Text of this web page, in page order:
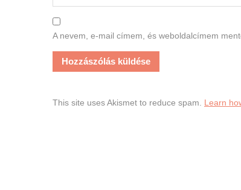
A nevem, e-mail címem, és weboldalcímem
This site uses Akismet to reduce spam. Learn